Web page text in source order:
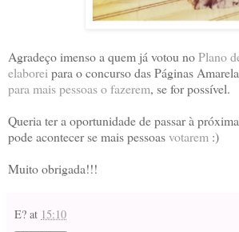
Agradeço imenso a quem já votou noPlano
elaborei para o concurso das Páginas
para mais pessoas o fazerem, se for possível.
Queria ter a oportunidade de passar à
pode acontecer se mais pessoasvotarem :)
Muito obrigada!!!
E? at 15:10